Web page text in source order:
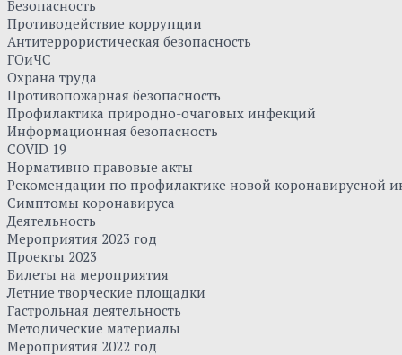
Безопасность
Противодействие коррупции
Антитеррористическая безопасность
ГОиЧС
Охрана труда
Противопожарная безопасность
Профилактика природно-очаговых инфекций
Информационная безопасность
COVID 19
Нормативно правовые акты
Рекомендации по профилактике новой коронавирусной
Симптомы коронавируса
Деятельность
Мероприятия 2023 год
Проекты 2023
Билеты на мероприятия
Летние творческие площадки
Гастрольная деятельность
Методические материалы
Мероприятия 2022 год